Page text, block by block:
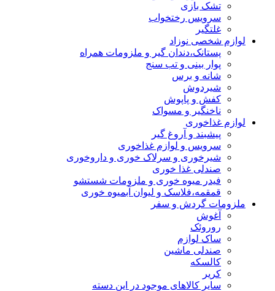
تشک بازی
سرویس رختخواب
غلتگیر
لوازم شخصی نوزاد
پستانک،دندان گیر و ملزومات همراه
پوار بینی و تب سنج
شانه و برس
شیردوش
کفش و پاپوش
ناخنگیر و مسواک
لوازم غذاخوری
پیشبند و آروغ گیر
سرویس و لوازم غذاخوری
شیرخوری و سرلاک خوری و داروخوری
صندلی غذا خوری
فیدر میوه خوری و ملزومات شستشو
قمقمه،فلاسک و لیوان آبمیوه خوری
ملزومات گردش و سفر
آغوش
روروئک
ساک لوازم
صندلی ماشین
کالسکه
کریر
سایر کالاهای موجود در این دسته